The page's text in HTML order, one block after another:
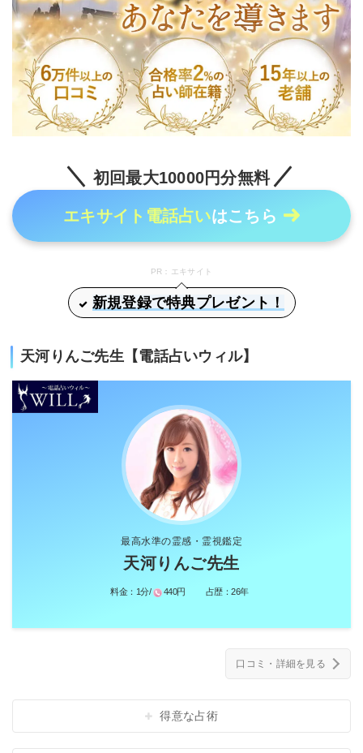
初回最大10000円分無料
エキサイト電話占いはこちら
PR：エキサイト
新規登録で特典プレゼント！
天河りんご先生【電話占いウィル】
最高水準の霊感・霊視鑑定
天河りんご先生
料金： 1分/ 440円 占歴：26年
口コミ・詳細を見る
得意な占術